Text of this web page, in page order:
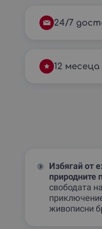
24/7
12
Избягай от
природните
свободата
живописни